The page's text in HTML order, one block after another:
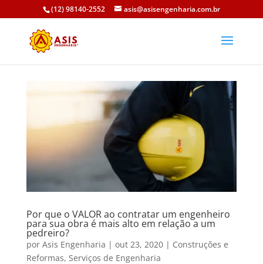
(12) 98140-2552 asis@asisengenharia.com.br
Por que o VALOR ao contratar um engenheiro
para sua obra é mais alto em relação a um
pedreiro?
por Asis Engenharia | out 23, 2020| Construções e
Reformas, Serviços de Engenharia